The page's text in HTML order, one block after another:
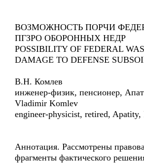
ВОЗМОЖНОСТЬ ПОРЧИ
ПГЗРО ОБОРОННЫХ НЕДР
POSSIBILITY OF FEDERAL
DAMAGE TO DEFENSE
В.Н. Комлев
инженер-физик, пенсионер,
Vladimir Komlev
engineer-physicist, retired, Apatity,
Аннотация. Рассмотрены
фрагменты фактического